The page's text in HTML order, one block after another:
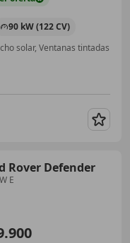
90 kW (122 CV)
solar, Ventanas tintadas
Rover Defender
E